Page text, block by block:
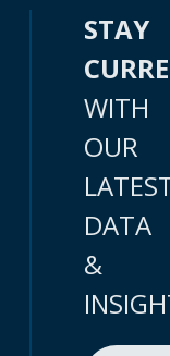
STAY
WITH
OUR
DATA
&